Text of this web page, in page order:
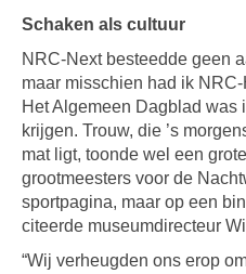
Schaken als cultuur
NRC-Next besteedde geen
maar misschien had ik
Het Algemeen Dagblad was
krijgen. Trouw, die ’s
mat ligt, toonde wel een
grootmeesters voor de
sportpagina, maar op een
citeerde museumdirecteur
“Wij verheugden ons erop